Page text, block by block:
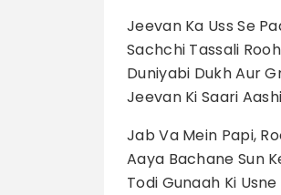
Jeevan Ka Uss Se
Sachchi Tassali
Duniyabi Dukh Aur
Jeevan Ki Saari
Jab Va Mein Papi,
Aaya Bachane Sun
Todi Gunaah Ki